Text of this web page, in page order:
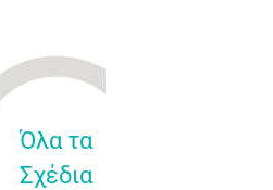
Όλα τα
Σχέδια